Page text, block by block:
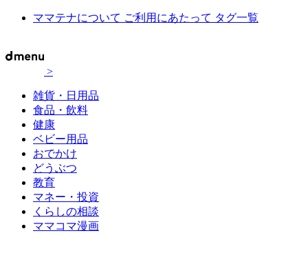
ママテナについて ご利用にあたって タグ一覧
>
雑貨・日用品
食品・飲料
健康
ベビー用品
おでかけ
どうぶつ
教育
マネー・投資
くらしの相談
ママコマ漫画